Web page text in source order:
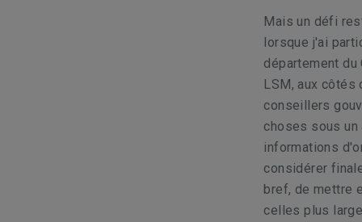
Mais un défi
lorsque j'ai
département
LSM, aux
conseillers
choses sous un
informations
considérer
bref, de mettre
celles plus